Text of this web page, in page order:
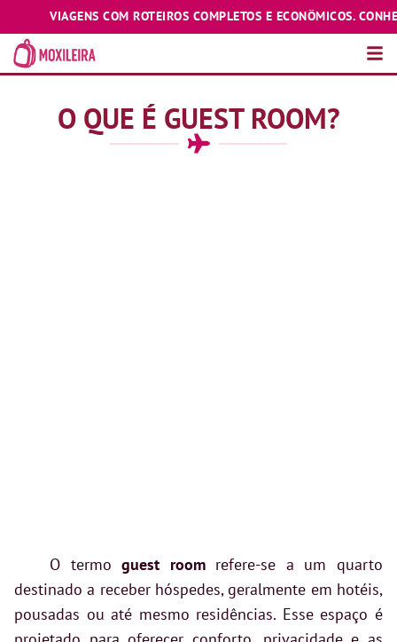
VIAGENS COM ROTEIROS COMPLETOS E ECONÔMICOS.
O QUE É GUEST ROOM?
O termoguest roomrefere-se a um quarto
destinado a receber hóspedes, geralmente em hotéis,
pousadas ou até mesmo residências. Esse espaço é